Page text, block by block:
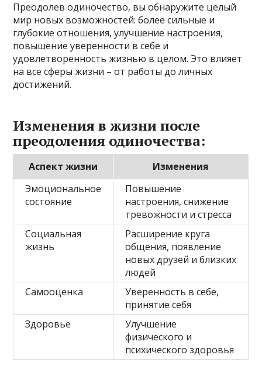
Преодолев одиночество, вы обнаружите целый
мир новых возможностей: более сильные и
глубокие отношения, улучшение настроения,
повышение уверенности в себе и
удовлетворенность жизнью в целом. Это влияет
на все сферы жизни – от работы до личных
достижений.
Изменения в жизни после
преодоления одиночества:
Аспект жизни
Изменения
Эмоциональное
состояние
Повышение
настроения, снижение
тревожности и стресса
Социальная
жизнь
Расширение круга
общения, появление
новых друзей и близких
людей
Самооценка
Уверенность в себе,
принятие себя
Здоровье
Улучшение
физического и
психического здоровья